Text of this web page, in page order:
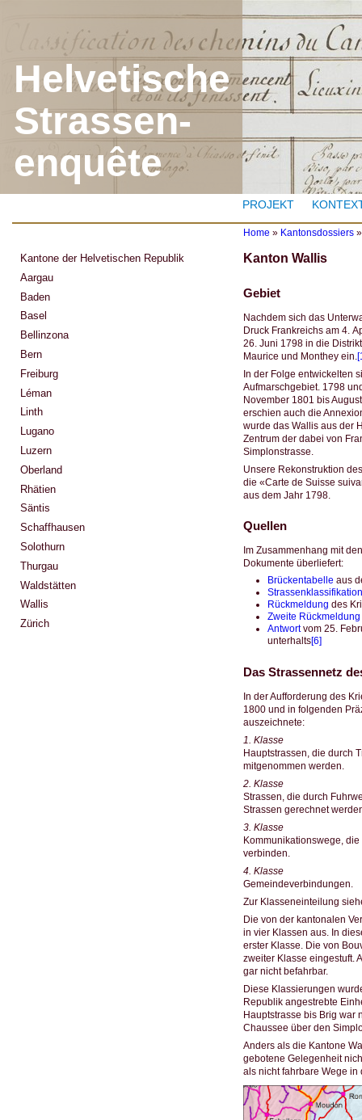
Helvetische
Strassen-
enquête
PROJEKT
Y
o
a
r
e
h
e
r
e
Home » Kantonsdossiers
Kanton Wallis
Gebiet
Nachdem sich das
Druck Frankreichs am 4.
26. Juni 1798 in die
Maurice und Monthey ein.
In der Folge entwickelten
Aufmarschgebiet. 1798
November 1801 bis
erschien auch die
wurde das Wallis aus der
Zentrum der dabei von
Simplonstrasse.
Unsere Rekonstruktion
die «Carte de Suisse
aus dem Jahr 1798.
Quellen
Im Zusammenhang mit
Dokumente überliefert:
Brückentabelle aus
Strassenklassifikation
Rückmeldung des
Zweite Rückmeldung
Antwortvom 25.
unterhalts[6]
Das Strassennetz
In der Aufforderung des
1800 und in folgenden
auszeichnete:
1. Klasse
Hauptstrassen, die durch
mitgenommen werden.
2. Klasse
Strassen, die durch
Strassen gerechnet
3. Klasse
Kommunikationswege,
verbinden.
4. Klasse
Gemeindeverbindungen.
Zur Klasseneinteilung
Die von der kantonalen
in vier Klassen aus. In
erster Klasse. Die von
zweiter Klasse eingestuft.
gar nicht befahrbar.
Diese Klassierungen
Republik angestrebte
Hauptstrasse bis Brig war
Chaussee über den
Anders als die Kantone
gebotene Gelegenheit
als nicht fahrbare Wege in
Kantone der Helvetischen Republik
Aargau
Baden
Basel
Bellinzona
Bern
Freiburg
Léman
Linth
Lugano
Luzern
Oberland
Rhätien
Säntis
Schaffhausen
Solothurn
Thurgau
Waldstätten
Wallis
Zürich